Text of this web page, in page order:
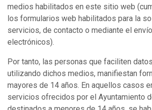
medios habilitados en este sitio web
los formularios web habilitados para la
servicios, de contacto o mediante el
electrónicos).
Por tanto, las personas que faciliten
utilizando dichos medios, manifiestan
mayores de 14 años. En aquellos casos
servicios ofrecidos por el Ayuntamiento